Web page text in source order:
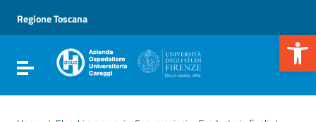
Vai al menu di navigazione
Vai al footer
Regione Toscana
Attiva / disattiva la navigazione